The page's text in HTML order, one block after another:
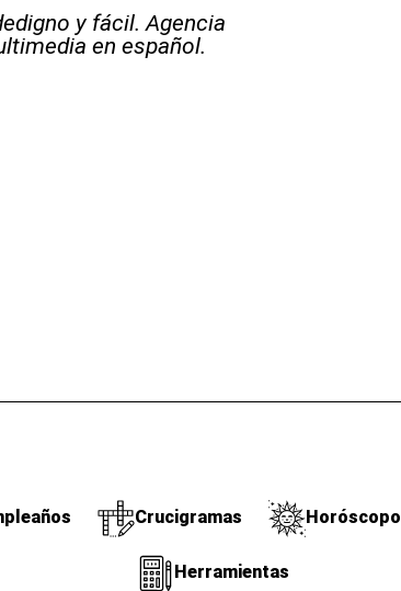
y fácil. Agencia
en español.
Crucigramas Horóscopo
Herramientas